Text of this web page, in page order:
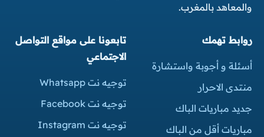
والمعاهد بالمغرب.
روابط تهمك
أسئلة و أجوبة واستشارة
منتدى الاحرار
جديد مباريات الباك
مباريات أقل من الباك
تابعونا على مواقع التواصل
الاجتماعي
توجيه نت Whatsapp
توجيه نت Facebook
توجيه نت Instagram